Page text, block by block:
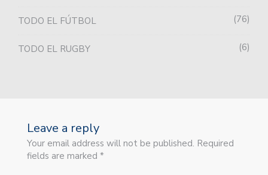
TODO EL FÚTBOL 76
TODO EL RUGBY 6
Leave a reply
Your email address will not be published. Required
fields are marked *